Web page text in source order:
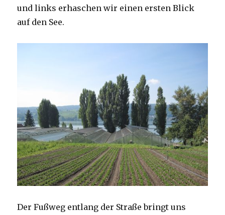
und links erhaschen wir einen ersten Blick
auf den See.
Der Fußweg entlang der Straße bringt uns